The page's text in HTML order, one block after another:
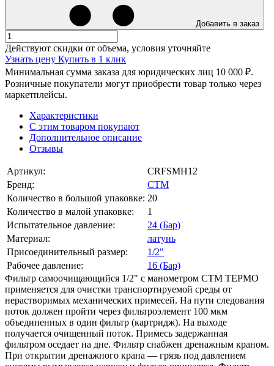
Добавить в заказ
Действуют скидки от объема, условия уточняйте
Узнать цену Купить в 1 клик
Минимальная сумма заказа для юридических лиц 10 000 ₽.
Розничные покупатели могут приобрести товар только через
маркетплейсы.
Характеристики
С этим товаром покупают
Дополнительное описание
Отзывы
Артикул:
CRFSMH12
Бренд:
СТМ
Количество в большой упаковке: 20
Количество в малой упаковке:
1
Испытательное давление:
24 (Бар)
Материал:
латунь
Присоединительный размер:
1/2"
Рабочее давление:
16 (Бар)
Фильтр самоочищающийся 1/2" с манометром СТМ ТЕРМО
применяется для очистки транспортируемой среды от
нерастворимых механических примесей. На пути следования
поток должен пройти через фильтроэлемент 100 мкм
объединенных в один фильтр (картридж). На выходе
получается очищенный поток. Примесь задержанная
фильтром оседает на дне. Фильтр снабжен дренажным краном.
При открытии дренажного крана — грязь под давлением